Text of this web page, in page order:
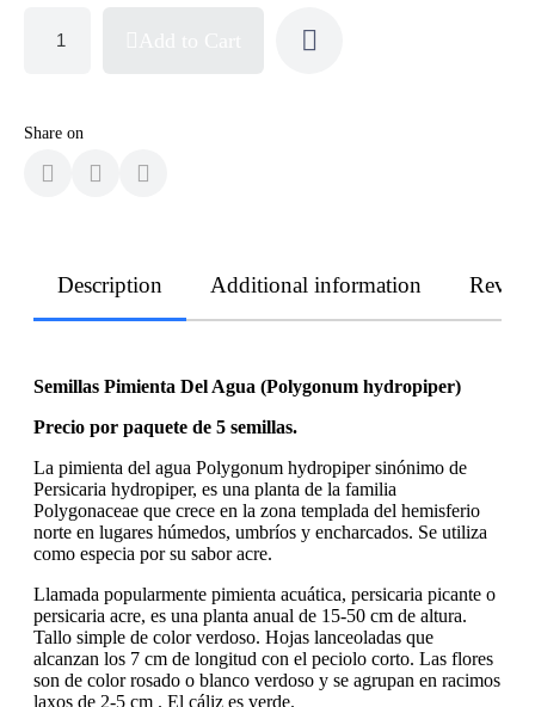
Share on
Description Additional information
Semillas Pimienta Del Agua (Polygonum hydropiper)
Precio por paquete de 5 semillas.
La pimienta del agua Polygonum hydropiper sinónimo de
Persicaria hydropiper, es una planta de la familia
Polygonaceae que crece en la zona templada del hemisferio
norte en lugares húmedos, umbríos y encharcados. Se utiliza
como especia por su sabor acre.
Llamada popularmente pimienta acuática, persicaria picante o
persicaria acre, es una planta anual de 15-50 cm de altura.
Tallo simple de color verdoso. Hojas lanceoladas que
alcanzan los 7 cm de longitud con el peciolo corto. Las flores
son de color rosado o blanco verdoso y se agrupan en racimos
laxos de 2-5 cm . El cáliz es verde.